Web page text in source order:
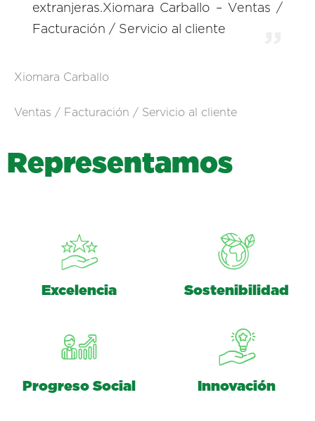
extranjeras.Xiomara Carballo – Ventas /
Facturación / Servicio al cliente
Xiomara Carballo
Ventas / Facturación / Servicio al cliente
Representamos
Excelencia Sostenibilidad
Progreso Social Innovación